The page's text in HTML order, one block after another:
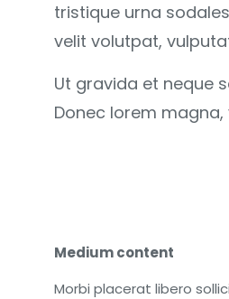
tristique urna
velit volutpat,
Ut gravida et neque
Donec lorem
Medium content
Morbi placerat libero